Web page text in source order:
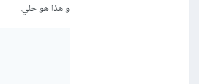
و هذا هو حلي.